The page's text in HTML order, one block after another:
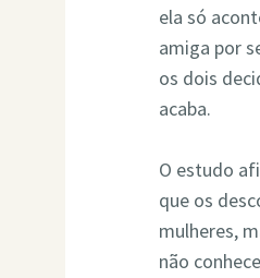
ela só
amiga por
os dois
acaba.
O estudo
que os
mulheres,
não